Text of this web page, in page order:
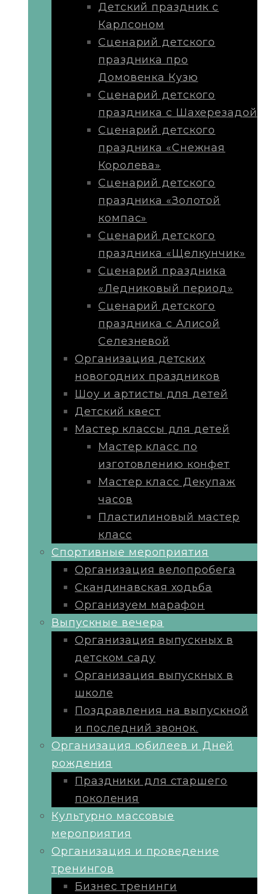
Детский праздник с
Карлсоном
Сценарий детского
праздника про
Домовенка Кузю
Сценарий детского
праздника с Шахерезадой
Сценарий детского
праздника «Снежная
Королева»
Сценарий детского
праздника «Золотой
компас»
Сценарий детского
праздника «Щелкунчик»
Сценарий праздника
«Ледниковый период»
Сценарий детского
праздника с Алисой
Селезневой
Организация детских
новогодних праздников
Шоу и артисты для детей
Детский квест
Мастер классы для детей
Мастер класс по
изготовлению конфет
Мастер класс Декупаж
часов
Пластилиновый мастер
класс
Cпортивные мероприятия
Организация велопробега
Скандинавская ходьба
Организуем марафон
Выпускные вечера
Организация выпускных в
детском саду
Организация выпускных в
школе
Поздравления на выпускной
и последний звонок.
Организация юбилеев и Дней
рождения
Праздники для старшего
поколения
Культурно массовые
мероприятия
Организация и проведение
тренингов
Бизнес тренинги